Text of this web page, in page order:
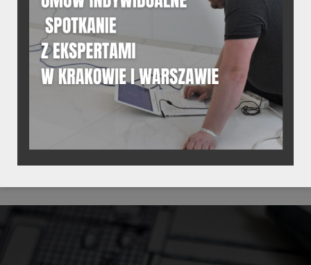
DANE TECHNICZNE
Szczegółowe informacje o